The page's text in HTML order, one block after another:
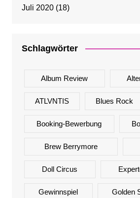
Juli 2020(18)
Schlagwörter
Album Review
ATLVNTIS Blues Rock
Booking-Bewerbung
Brew Berrymore
Doll Circus
Gewinnspiel Golden